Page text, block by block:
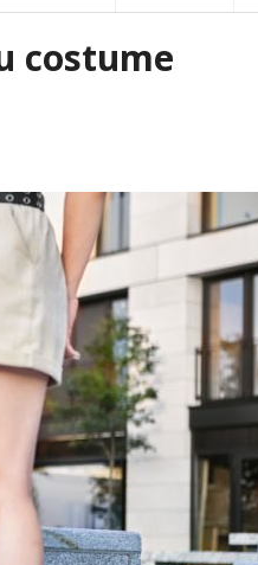
costume